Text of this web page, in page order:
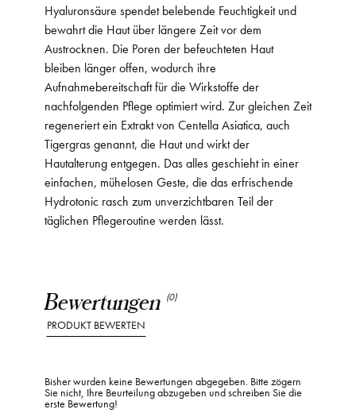
Bewertungen (0)
PRODUKT BEWERTEN
Bisher wurden keine Bewertungen abgegeben. Bitte zögern
Sie nicht, Ihre Beurteilung abzugeben und schreiben Sie die
erste Bewertung!
Hyaluronsäure spendet belebende Feuchtigkeit und
bewahrt die Haut über längere Zeit vor dem
Austrocknen. Die Poren der befeuchteten Haut
bleiben länger offen, wodurch ihre
Aufnahmebereitschaft für die Wirkstoffe der
nachfolgenden Pflege optimiert wird. Zur gleichen Zeit
regeneriert ein Extrakt von Centella Asiatica, auch
Tigergras genannt, die Haut und wirkt der
Hautalterung entgegen. Das alles geschieht in einer
einfachen, mühelosen Geste, die das erfrischende
Hydrotonic rasch zum unverzichtbaren Teil der
täglichen Pflegeroutine werden lässt.